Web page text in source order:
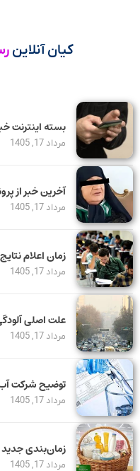
کیان آنلاین
بسته اینترنت
مرداد 17, 1405
آخرین خبر از
مرداد 17, 1405
زمان اعلام
مرداد 17, 1405
علت اصلی
مرداد 17, 1405
توضیح شرکت
مرداد 17, 1405
زمان‌بندی جدید شارژ
مرداد 17, 1405